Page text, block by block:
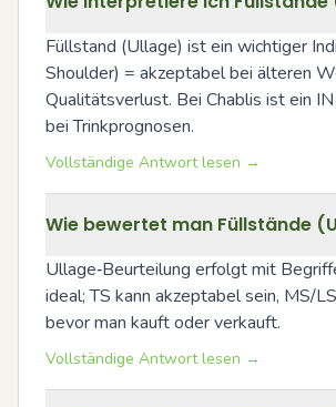
Füllstand (Ullage) ist ein wichtiger
Shoulder) = akzeptabel bei älteren
Qualitätsverlust. Bei Chablis ist ein
bei Trinkprognosen.
Vollständige Antwort lesen →
Wie bewertet man Füllstände
Ullage‑Beurteilung erfolgt mit
ideal; TS kann akzeptabel sein, MS/
bevor man kauft oder verkauft.
Vollständige Antwort lesen →